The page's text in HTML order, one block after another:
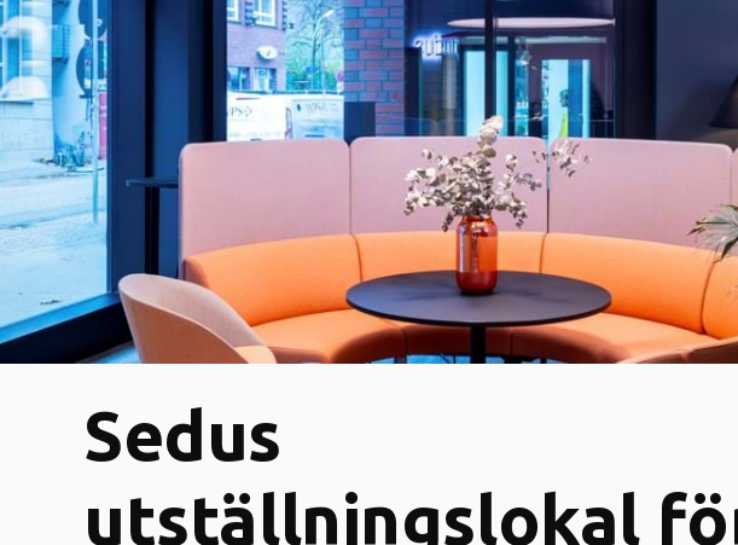
Sedus
utställningslokal